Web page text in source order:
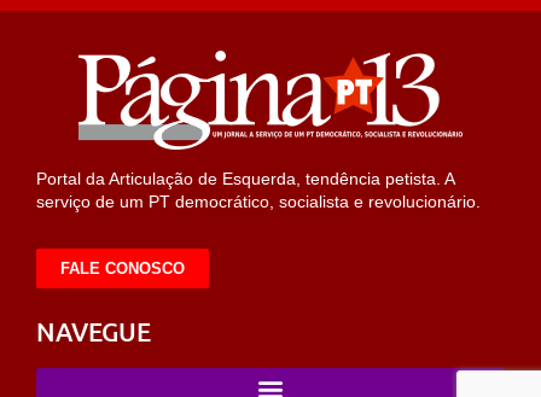
Portal da Articulação de Esquerda, tendência petista. A
serviço de um PT democrático, socialista e revolucionário.
FALE CONOSCO
NAVEGUE